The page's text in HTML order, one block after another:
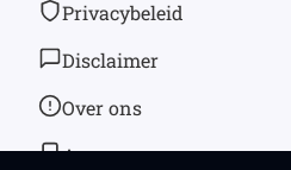
Privacybeleid
Disclaimer
Over ons
App